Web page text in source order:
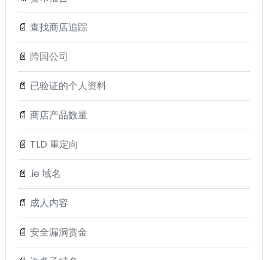
📄 查找商店追踪
📄 跨国公司
📄 已验证的个人资料
📄 商店产品数量
📄 TLD 重定向
📄 .ie 域名
📄 成人内容
📄 安全漏洞赏金